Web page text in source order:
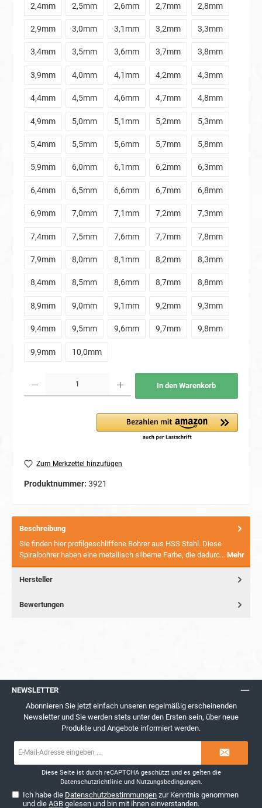
2,4mm 2,5mm 2,6mm 2,7mm 2,8mm
2,9mm 3,0mm 3,1mm 3,2mm 3,3mm
3,4mm 3,5mm 3,6mm 3,7mm 3,8mm
3,9mm 4,0mm 4,1mm 4,2mm 4,3mm
4,4mm 4,5mm 4,6mm 4,7mm 4,8mm
4,9mm 5,0mm 5,1mm 5,2mm 5,3mm
5,4mm 5,5mm 5,6mm 5,7mm 5,8mm
5,9mm 6,0mm 6,1mm 6,2mm 6,3mm
6,4mm 6,5mm 6,6mm 6,7mm 6,8mm
6,9mm 7,0mm 7,1mm 7,2mm 7,3mm
7,4mm 7,5mm 7,6mm 7,7mm 7,8mm
7,9mm 8,0mm 8,1mm 8,2mm 8,3mm
8,4mm 8,5mm 8,6mm 8,7mm 8,8mm
8,9mm 9,0mm 9,1mm 9,2mm 9,3mm
9,4mm 9,5mm 9,6mm 9,7mm 9,8mm
9,9mm 10,0mm
In den Warenkorb
Zum Merkzettel hinzufügen
Produktnummer: 3921
Beschreibung
Sie finden hier profilgeschliffene Bohrer aus HSS Stahl. Diese
Spiralbohrer haben eine metallisch silberne Farbe, die dadurc… Mehr
Hersteller
Bewertungen
NEWSLETTER
Abonnieren Sie jetzt einfach unseren regelmäßig erscheinenden
Newsletter und Sie werden stets unter den Ersten sein, über neue
Produkte und Angebote informiert werden.
Diese Seite ist durch reCAPTCHA geschützt und es gelten die
Datenschutzrichtlinieund Nutzungsbedingungen.
Ich habe die Datenschutzbestimmungen zur Kenntnis genommen
und dieAGB gelesen und bin mit ihnen einverstanden.